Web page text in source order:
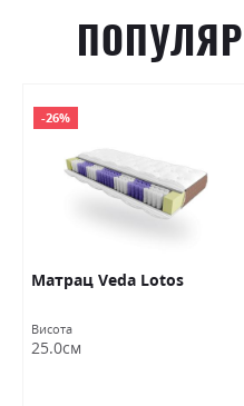
-26%
Матрац Veda Lotos
Висота
25.0см